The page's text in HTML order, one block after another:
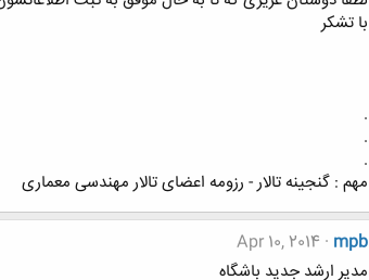
با تشکر
.
.
.
مهم : گنجینه تالار - رزومه اعضای تالار مهندسی معماری
mpb
Apr 10, 2014
مدیر ارشد جدید باشگاه